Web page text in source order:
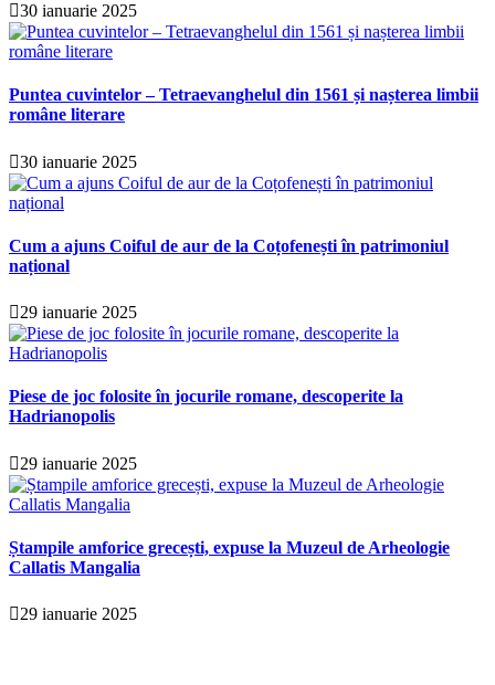
30 ianuarie 2025
Puntea cuvintelor – Tetraevanghelul din 1561 și nașterea limbii
române literare
30 ianuarie 2025
Cum a ajuns Coiful de aur de la Coțofenești în patrimoniul
național
29 ianuarie 2025
Piese de joc folosite în jocurile romane, descoperite la
Hadrianopolis
29 ianuarie 2025
Ștampile amforice grecești, expuse la Muzeul de Arheologie
Callatis Mangalia
29 ianuarie 2025